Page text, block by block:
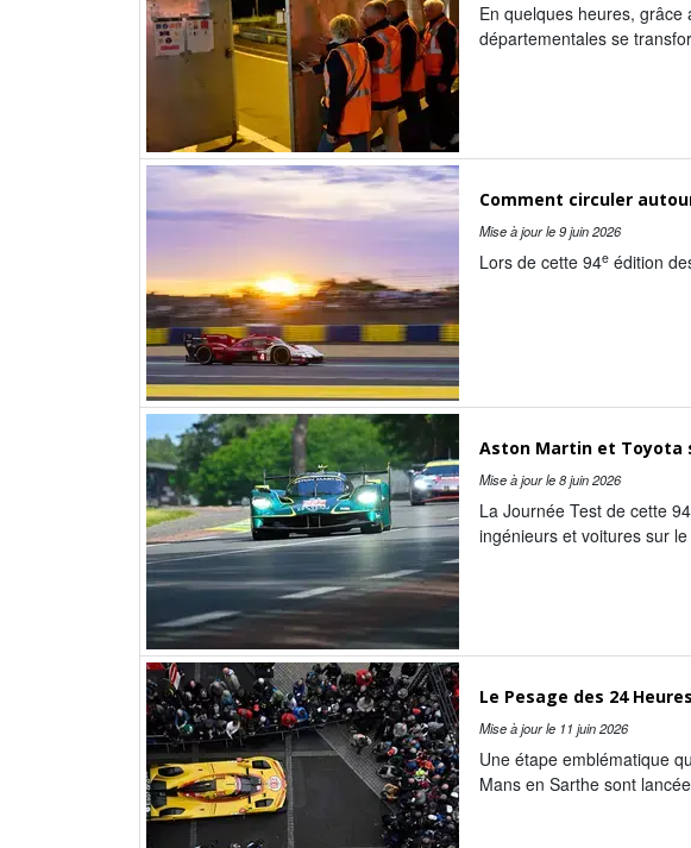
En quelques heures,
départementales se
Comment circuler
Mise à jour le9 juin 2026
Lors de cette 94eédition
Aston Martin et Toyota
Mise à jour le8 juin 2026
La Journée Test de cette 94
ingénieurs et voitures sur
Le Pesage des 24
Mise à jour le 11 juin 2026
Une étape emblématique
Mans en Sarthe sont